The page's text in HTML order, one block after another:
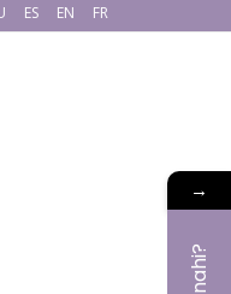
ES EN FR
→